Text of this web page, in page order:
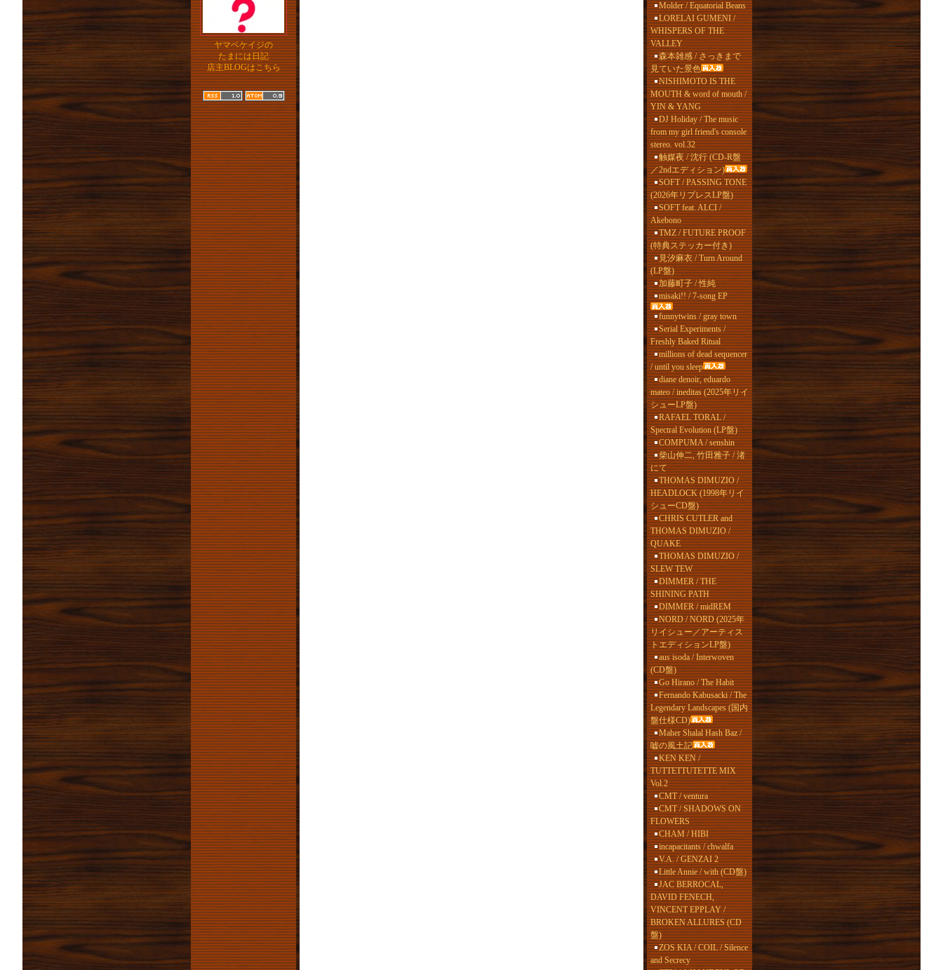
ヤマベケイジの
たまには日記
店主BLOGはこちら
Molder / Equatorial Beans
LORELAI GUMENI /
WHISPERS OF THE
VALLEY
森本雑感 / さっきまで
見ていた景色
NISHIMOTO IS THE
MOUTH & word of mouth /
YIN & YANG
DJ Holiday / The music
from my girl friend's console
stereo. vol.32
触媒夜 / 沈行 (CD-R盤
／2ndエディション)
SOFT / PASSING TONE
(2026年リプレスLP盤)
SOFT feat. ALCI /
Akebono
TMZ / FUTURE PROOF
(特典ステッカー付き)
見汐麻衣 / Turn Around
(LP盤)
加藤町子 / 性純
misaki!! / 7-song EP
funnytwins / gray town
Serial Experiments /
Freshly Baked Ritual
millions of dead sequencer
/ until you sleep
diane denoir, eduardo
mateo / ineditas (2025年リイ
シューLP盤)
RAFAEL TORAL /
Spectral Evolution (LP盤)
COMPUMA / senshin
柴山伸二, 竹田雅子 / 渚
にて
THOMAS DIMUZIO /
HEADLOCK (1998年リイ
シューCD盤)
CHRIS CUTLER and
THOMAS DIMUZIO /
QUAKE
THOMAS DIMUZIO /
SLEW TEW
DIMMER / THE
SHINING PATH
DIMMER / midREM
NORD / NORD (2025年
リイシュー／アーティス
トエディションLP盤)
aus isoda / Interwoven
(CD盤)
Go Hirano / The Habit
Fernando Kabusacki / The
Legendary Landscapes (国内
盤仕様CD)
Maher Shalal Hash Baz /
嘘の風土記
KEN KEN /
TUTTETTUTETTE MIX
Vol.2
CMT / ventura
CMT / SHADOWS ON
FLOWERS
CHAM / HIBI
incapacitants / chwalfa
V.A. / GENZAI 2
Little Annie / with (CD盤)
JAC BERROCAL,
DAVID FENECH,
VINCENT EPPLAY /
BROKEN ALLURES (CD
盤)
ZOS KIA / COIL / Silence
and Secrecy